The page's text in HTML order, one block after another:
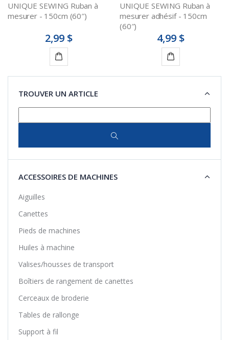
UNIQUE SEWING Ruban à
mesurer - 150cm (60″)
2,99 $
au
panier
UNIQUE SEWING Ruban à
mesurer adhésif - 150cm
(60″)
4,99 $
panier
TROUVER UN ARTICLE
ACCESSOIRES DE MACHINES
Aiguilles
Canettes
Pieds de machines
Huiles à machine
Valises/housses de transport
Boîtiers de rangement de canettes
Cerceaux de broderie
Tables de rallonge
Support à fil